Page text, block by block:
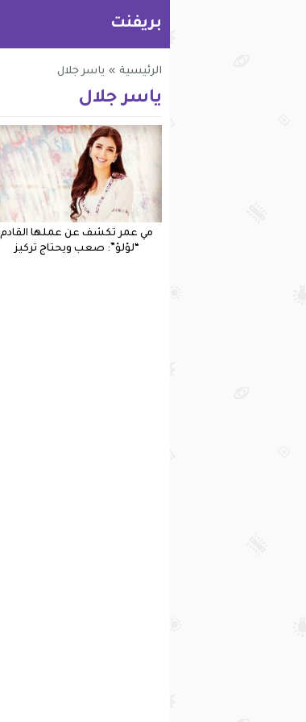
بريفنت
الرئيسية » ياسر جلال
ياسر جلال
مي عمر تكشف عن عملها القادم
“لؤلؤ”: صعب ويحتاج تركيز